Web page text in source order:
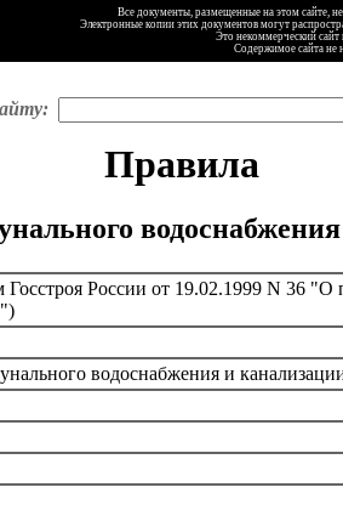
Все документы, размещенные на этом сайте,
Электронные копии этих документов могут
Это некоммерческий
Содержимое сайта не
Правила
России от 19.02.1999 N 36 "О
водоснабжения и